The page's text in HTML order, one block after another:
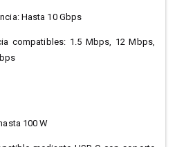
Hasta 10 Gbps
compatibles: 1.5 Mbps, 12 Mbps,
100 W